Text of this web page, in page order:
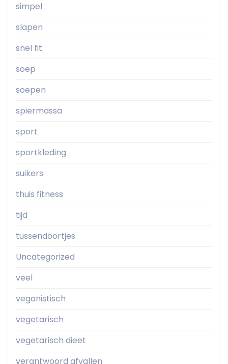
simpel
slapen
snel fit
soep
soepen
spiermassa
sport
sportkleding
suikers
thuis fitness
tijd
tussendoortjes
Uncategorized
veel
veganistisch
vegetarisch
vegetarisch dieet
verantwoord afvallen